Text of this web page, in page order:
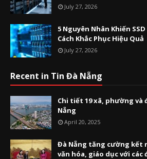
July 27, 2026
5 Nguyên Nhân Khiến
Cách Khắc Phục Hiệu Quả
July 27, 2026
Recent in Tin Đà Nẵng
Chi tiết 19 xã, phường và
Nẵng
April 20, 2025
Đà Nẵng tăng cường kết
văn hóa, giáo dục với các